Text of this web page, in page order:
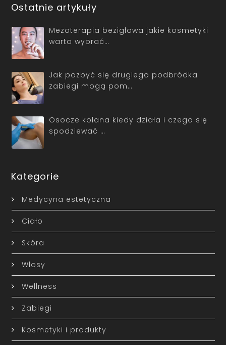
Ostatnie artykuły
Mezoterapia bezigłowa jakie kosmetyki
warto wybrać…
Jak pozbyć się drugiego podbródka
zabiegi mogą pom…
Osocze kolana kiedy działa i czego się
spodziewać …
Kategorie
Medycyna estetyczna
Ciało
Skóra
Włosy
Wellness
Zabiegi
Kosmetyki i produkty